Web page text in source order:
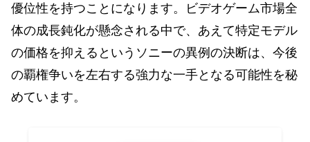
優位性を持つことになります。ビデオゲーム市場全
体の成長鈍化が懸念される中で、あえて特定モデル
の価格を抑えるというソニーの異例の決断は、今後
の覇権争いを左右する強力な一手となる可能性を秘
めています。